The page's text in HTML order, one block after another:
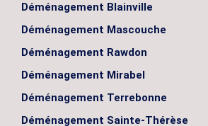
Déménagement Blainville
Déménagement Mascouche
Déménagement Rawdon
Déménagement Mirabel
Déménagement Terrebonne
Déménagement Sainte-Thérèse